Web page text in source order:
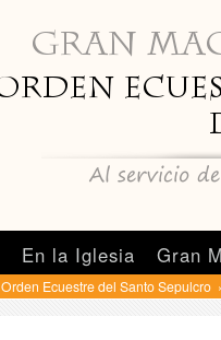
En la Iglesia Gran
Ecuestre del Santo Sepulcro